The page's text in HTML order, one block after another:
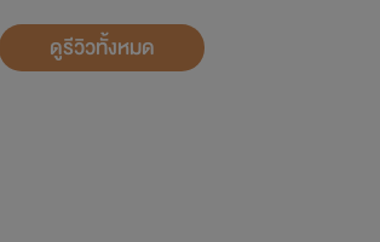
ดูรีวิวทั้งหมด